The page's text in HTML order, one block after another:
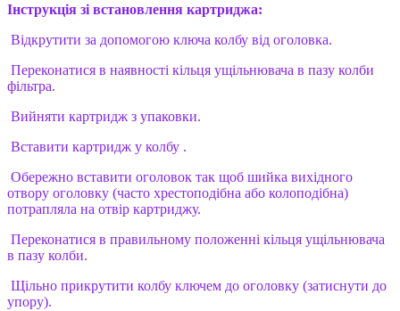
Інструкція зі встановлення картриджа:
Відкрутити за допомогою ключа колбу від оголовка.
Переконатися в наявності кільця ущільнювача в пазу колби
фільтра.
Вийняти картридж з упаковки.
Вставити картридж у колбу .
Обережно вставити оголовок так щоб шийка вихідного
отвору оголовку (часто хрестоподібна або колоподібна)
потрапляла на отвір картриджу.
Переконатися в правильному положенні кільця ущільнювача
в пазу колби.
Щільно прикрутити колбу ключем до оголовку (затиснути до
упору).